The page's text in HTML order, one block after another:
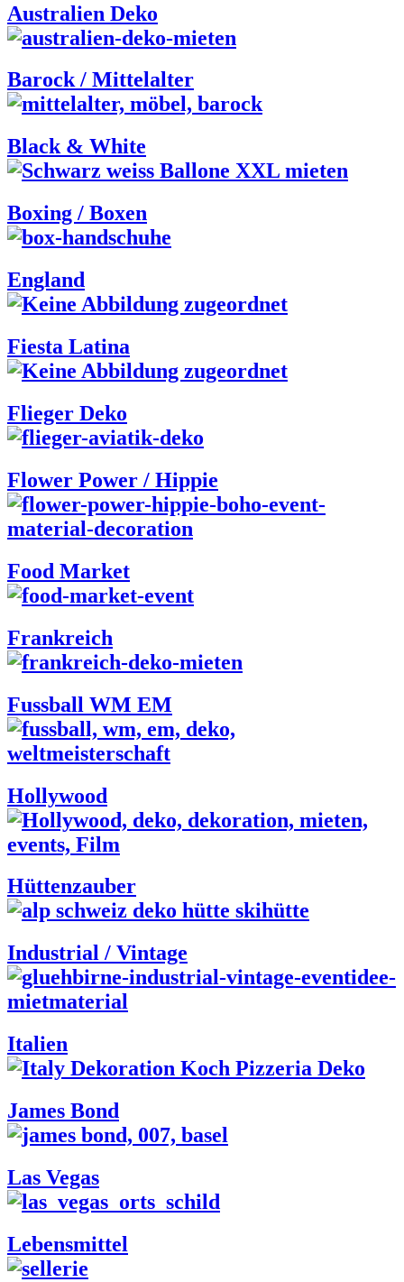
Australien Deko
Barock / Mittelalter
Black & White
Boxing / Boxen
England
Fiesta Latina
Flieger Deko
Flower Power / Hippie
Food Market
Frankreich
Fussball WM EM
Hollywood
Hüttenzauber
Industrial / Vintage
Italien
James Bond
Las Vegas
Lebensmittel